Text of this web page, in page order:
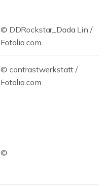
© DDRockstar_Dada Lin /
Fotolia.com
© contrastwerkstatt /
Fotolia.com
©